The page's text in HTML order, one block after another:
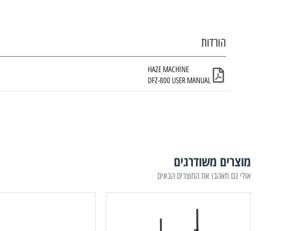
הורדות
HAZE MACHINE
DFZ-800 USER MANUAL
מוצרים משודרגים
אולי גם תאהבו את המוצרים הבאים